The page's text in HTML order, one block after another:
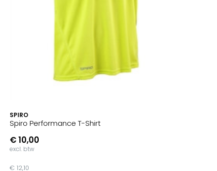
SPIRO
Spiro Performance T-Shirt
€ 10,00
excl. btw
€ 12,10